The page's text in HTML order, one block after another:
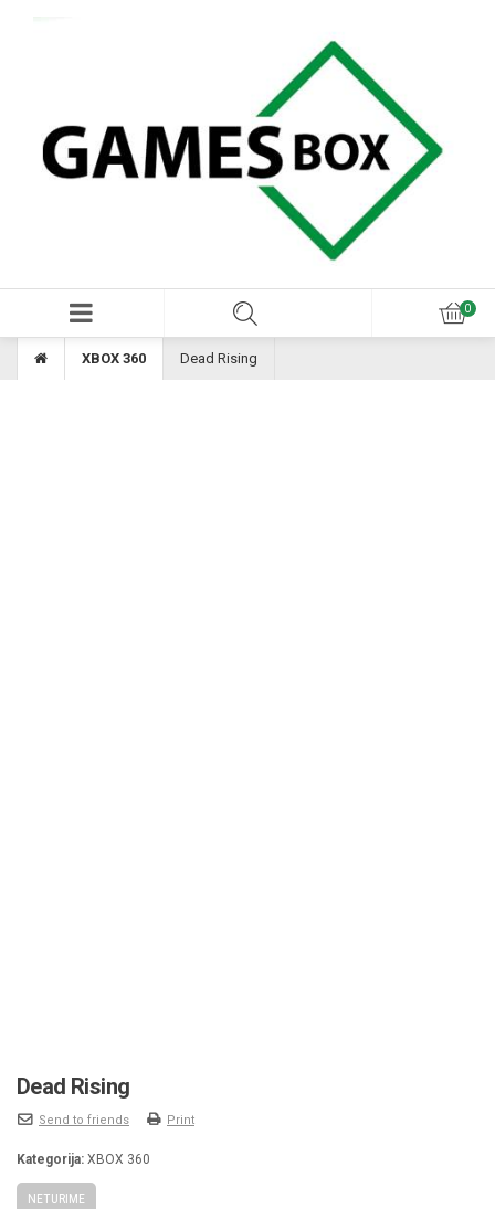
XBOX 360 Dead Rising
Dead Rising
Send to friends Print
Kategorija: XBOX 360
NETURIME